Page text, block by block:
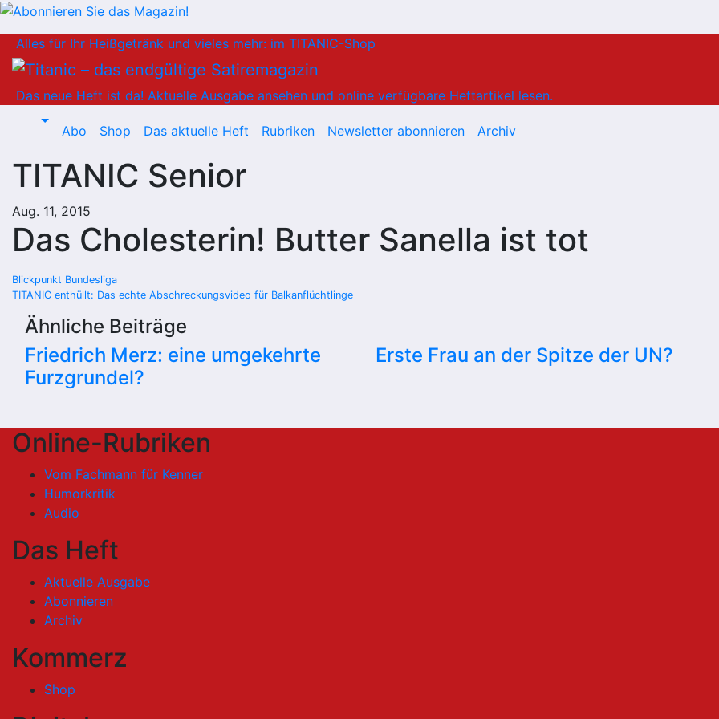
Inhalt
springen
Alles für Ihr Heißgetränk und vieles mehr: im TITANIC-Shop
Das neue Heft ist da! Aktuelle Ausgabe ansehen und online verfügbare Heftartikel lesen.
Abo Shop Das aktuelle Heft Rubriken Newsletter abonnieren Archiv
TITANIC Senior
Aug. 11, 2015
Das Cholesterin! Butter Sanella ist tot
Beitragsnavigation
Blickpunkt Bundesliga
TITANIC enthüllt: Das echte Abschreckungsvideo für Balkanflüchtlinge
Ähnliche Beiträge
Friedrich Merz: eine umgekehrte
Furzgrundel?
Erste Frau an der Spitze der UN?
Online-Rubriken
Vom Fachmann für Kenner
Humorkritik
Audio
Das Heft
Aktuelle Ausgabe
Abonnieren
Archiv
Kommerz
Shop